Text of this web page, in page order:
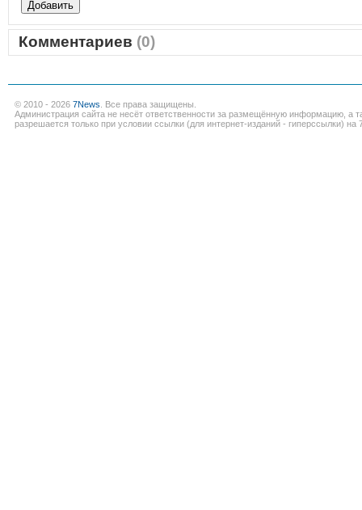
Комментариев (0)
© 2010 - 2026 7News . Все права защищены.
Администрация сайта не несёт ответственности за размещённую информацию, а
разрешается только при условии ссылки (для интернет-изданий - гиперссылки) на